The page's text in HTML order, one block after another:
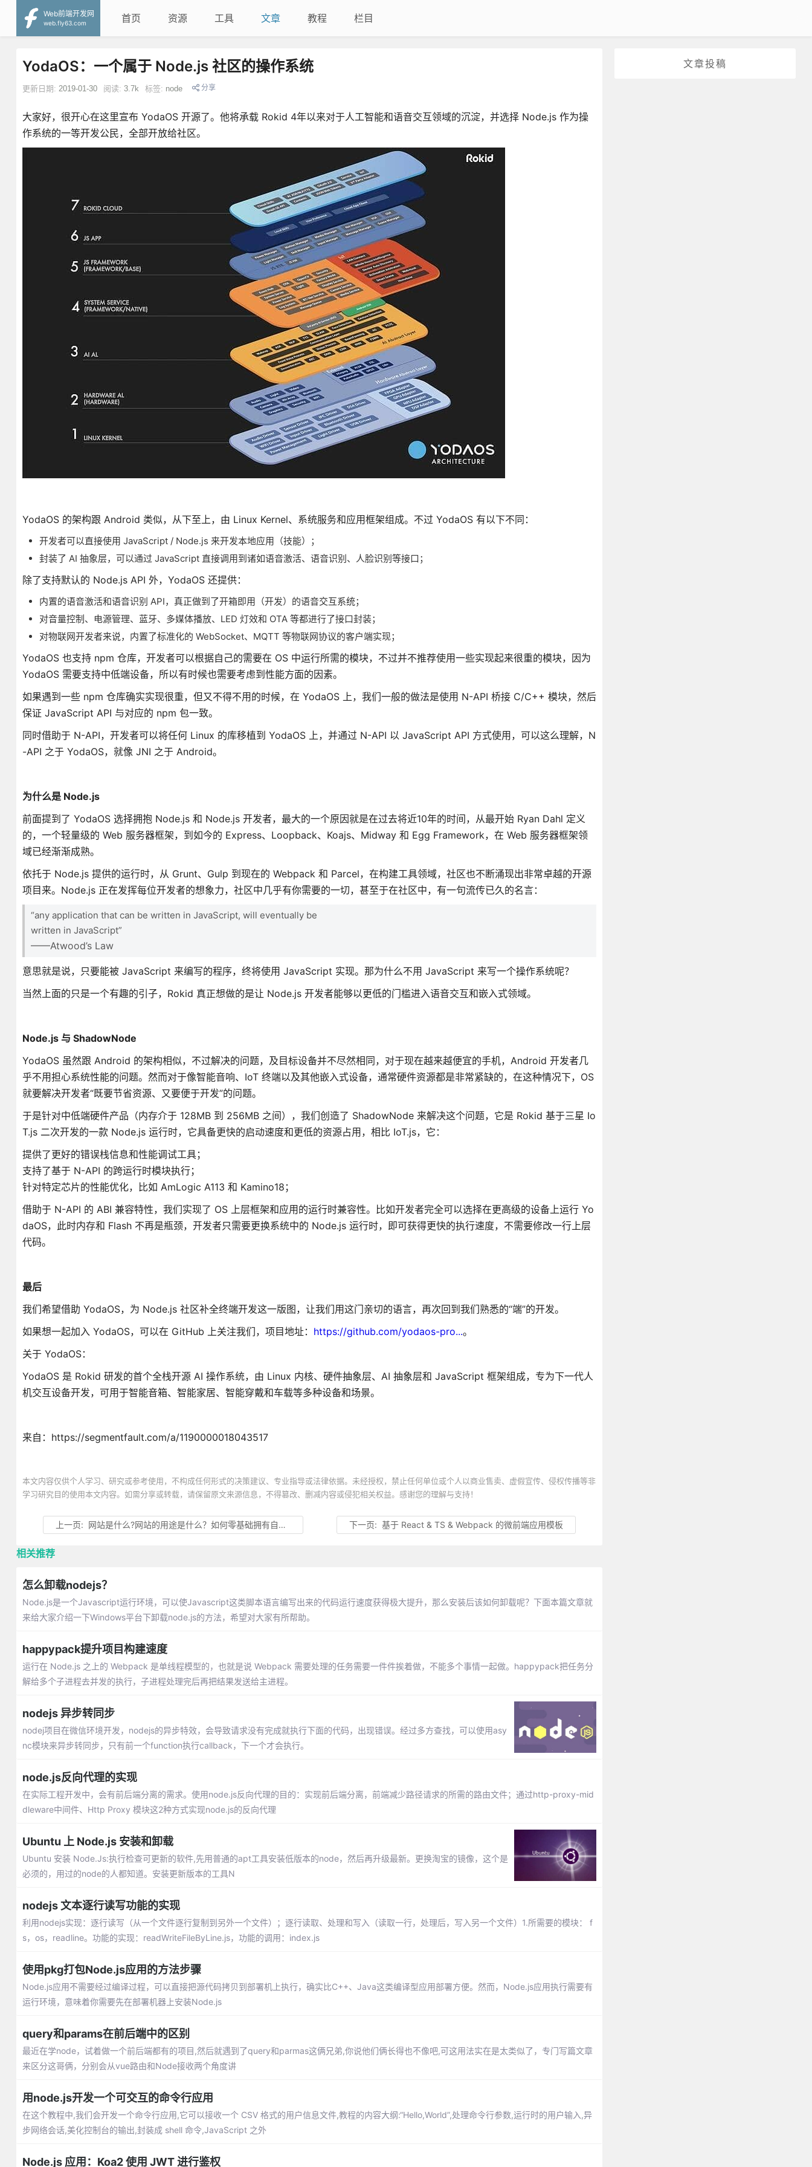
Web前端开发网
web.fly63.com
首页 资源 工具 文章 教程 栏目
文章投稿
YodaOS：一个属于 Node.js 社区的操作系统
更新日期: 2019-01-30 阅读: 3.7k 标签: node 分享
大家好，很开心在这里宣布 YodaOS 开源了。他将承载 Rokid 4年以来对于人工智能和语音交互领域的沉淀，并选择 Node.js 作为操
作系统的一等开发公民，全部开放给社区。
YodaOS 的架构跟 Android 类似，从下至上，由 Linux Kernel、系统服务和应用框架组成。不过 YodaOS 有以下不同：
开发者可以直接使用 JavaScript / Node.js 来开发本地应用（技能）；
封装了 AI 抽象层，可以通过 JavaScript 直接调用到诸如语音激活、语音识别、人脸识别等接口；
除了支持默认的 Node.js API 外，YodaOS 还提供：
内置的语音激活和语音识别 API，真正做到了开箱即用（开发）的语音交互系统；
对音量控制、电源管理、蓝牙、多媒体播放、LED 灯效和 OTA 等都进行了接口封装；
对物联网开发者来说，内置了标准化的 WebSocket、MQTT 等物联网协议的客户端实现；
YodaOS 也支持 npm 仓库，开发者可以根据自己的需要在 OS 中运行所需的模块，不过并不推荐使用一些实现起来很重的模块，因为
YodaOS 需要支持中低端设备，所以有时候也需要考虑到性能方面的因素。
如果遇到一些 npm 仓库确实实现很重，但又不得不用的时候，在 YodaOS 上，我们一般的做法是使用 N-API 桥接 C/C++ 模块，然后
保证 JavaScript API 与对应的 npm 包一致。
同时借助于 N-API，开发者可以将任何 Linux 的库移植到 YodaOS 上，并通过 N-API 以 JavaScript API 方式使用，可以这么理解，N
-API 之于 YodaOS，就像 JNI 之于 Android。
为什么是 Node.js
前面提到了 YodaOS 选择拥抱 Node.js 和 Node.js 开发者，最大的一个原因就是在过去将近10年的时间，从最开始 Ryan Dahl 定义
的，一个轻量级的 Web 服务器框架，到如今的 Express、Loopback、Koajs、Midway 和 Egg Framework，在 Web 服务器框架领
域已经渐渐成熟。
依托于 Node.js 提供的运行时，从 Grunt、Gulp 到现在的 Webpack 和 Parcel，在构建工具领域，社区也不断涌现出非常卓越的开源
项目来。Node.js 正在发挥每位开发者的想象力，社区中几乎有你需要的一切，甚至于在社区中，有一句流传已久的名言：
“any application that can be written in JavaScript, will eventually be
written in JavaScript”
——Atwood’s Law
意思就是说，只要能被 JavaScript 来编写的程序，终将使用 JavaScript 实现。那为什么不用 JavaScript 来写一个操作系统呢？
当然上面的只是一个有趣的引子，Rokid 真正想做的是让 Node.js 开发者能够以更低的门槛进入语音交互和嵌入式领域。
Node.js 与 ShadowNode
YodaOS 虽然跟 Android 的架构相似，不过解决的问题，及目标设备并不尽然相同，对于现在越来越便宜的手机，Android 开发者几
乎不用担心系统性能的问题。然而对于像智能音响、IoT 终端以及其他嵌入式设备，通常硬件资源都是非常紧缺的，在这种情况下，OS
就要解决开发者“既要节省资源、又要便于开发”的问题。
于是针对中低端硬件产品（内存介于 128MB 到 256MB 之间），我们创造了 ShadowNode 来解决这个问题，它是 Rokid 基于三星 Io
T.js 二次开发的一款 Node.js 运行时，它具备更快的启动速度和更低的资源占用，相比 IoT.js，它：
提供了更好的错误栈信息和性能调试工具；
支持了基于 N-API 的跨运行时模块执行；
针对特定芯片的性能优化，比如 AmLogic A113 和 Kamino18；
借助于 N-API 的 ABI 兼容特性，我们实现了 OS 上层框架和应用的运行时兼容性。比如开发者完全可以选择在更高级的设备上运行 Yo
daOS，此时内存和 Flash 不再是瓶颈，开发者只需要更换系统中的 Node.js 运行时，即可获得更快的执行速度，不需要修改一行上层
代码。
最后
我们希望借助 YodaOS，为 Node.js 社区补全终端开发这一版图，让我们用这门亲切的语言，再次回到我们熟悉的“端”的开发。
如果想一起加入 YodaOS，可以在 GitHub 上关注我们，项目地址： https://github.com/yodaos-pro...。
关于 YodaOS：
YodaOS 是 Rokid 研发的首个全栈开源 AI 操作系统，由 Linux 内核、硬件抽象层、AI 抽象层和 JavaScript 框架组成，专为下一代人
机交互设备开发，可用于智能音箱、智能家居、智能穿戴和车载等多种设备和场景。
来自：https://segmentfault.com/a/1190000018043517
本文内容仅供个人学习、研究或参考使用，不构成任何形式的决策建议、专业指导或法律依据。未经授权，禁止任何单位或个人以商业售卖、虚假宣传、侵权传播等非
学习研究目的使用本文内容。如需分享或转载，请保留原文来源信息，不得篡改、删减内容或侵犯相关权益。感谢您的理解与支持！
上一页: 网站是什么?网站的用途是什么？如何零基础拥有自己的网站？ 下一页: 基于 React & TS & Webpack 的微前端应用模板
相关推荐
怎么卸载nodejs？
Node.js是一个Javascript运行环境，可以使Javascript这类脚本语言编写出来的代码运行速度获得极大提升，那么安装后该如何卸载呢？下面本篇文章就
来给大家介绍一下Windows平台下卸载node.js的方法，希望对大家有所帮助。
happypack提升项目构建速度
运行在 Node.js 之上的 Webpack 是单线程模型的，也就是说 Webpack 需要处理的任务需要一件件挨着做，不能多个事情一起做。happypack把任务分
解给多个子进程去并发的执行，子进程处理完后再把结果发送给主进程。
nodejs 异步转同步
nodej项目在微信环境开发，nodejs的异步特效，会导致请求没有完成就执行下面的代码，出现错误。经过多方查找，可以使用asy
nc模块来异步转同步，只有前一个function执行callback，下一个才会执行。
node.js反向代理的实现
在实际工程开发中，会有前后端分离的需求。使用node.js反向代理的目的：实现前后端分离，前端减少路径请求的所需的路由文件；通过http-proxy-mid
dleware中间件、Http Proxy 模块这2种方式实现node.js的反向代理
Ubuntu 上 Node.js 安装和卸载
Ubuntu 安装 Node.Js:执行检查可更新的软件,先用普通的apt工具安装低版本的node，然后再升级最新。更换淘宝的镜像，这个是
必须的，用过的node的人都知道。安装更新版本的工具N
nodejs 文本逐行读写功能的实现
利用nodejs实现：逐行读写（从一个文件逐行复制到另外一个文件）；逐行读取、处理和写入（读取一行，处理后，写入另一个文件）1.所需要的模块： f
s，os，readline。功能的实现：readWriteFileByLine.js，功能的调用：index.js
使用pkg打包Node.js应用的方法步骤
Node.js应用不需要经过编译过程，可以直接把源代码拷贝到部署机上执行，确实比C++、Java这类编译型应用部署方便。然而，Node.js应用执行需要有
运行环境，意味着你需要先在部署机器上安装Node.js
query和params在前后端中的区别
最近在学node，试着做一个前后端都有的项目,然后就遇到了query和parmas这俩兄弟,你说他们俩长得也不像吧,可这用法实在是太类似了，专门写篇文章
来区分这哥俩，分别会从vue路由和Node接收两个角度讲
用node.js开发一个可交互的命令行应用
在这个教程中,我们会开发一个命令行应用,它可以接收一个 CSV 格式的用户信息文件,教程的内容大纲:“Hello,World”,处理命令行参数,运行时的用户输入,异
步网络会话,美化控制台的输出,封装成 shell 命令,JavaScript 之外
Node.js 应用：Koa2 使用 JWT 进行鉴权